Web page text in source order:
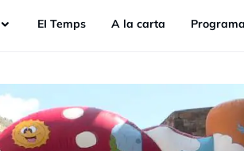
EI Temps A la carta